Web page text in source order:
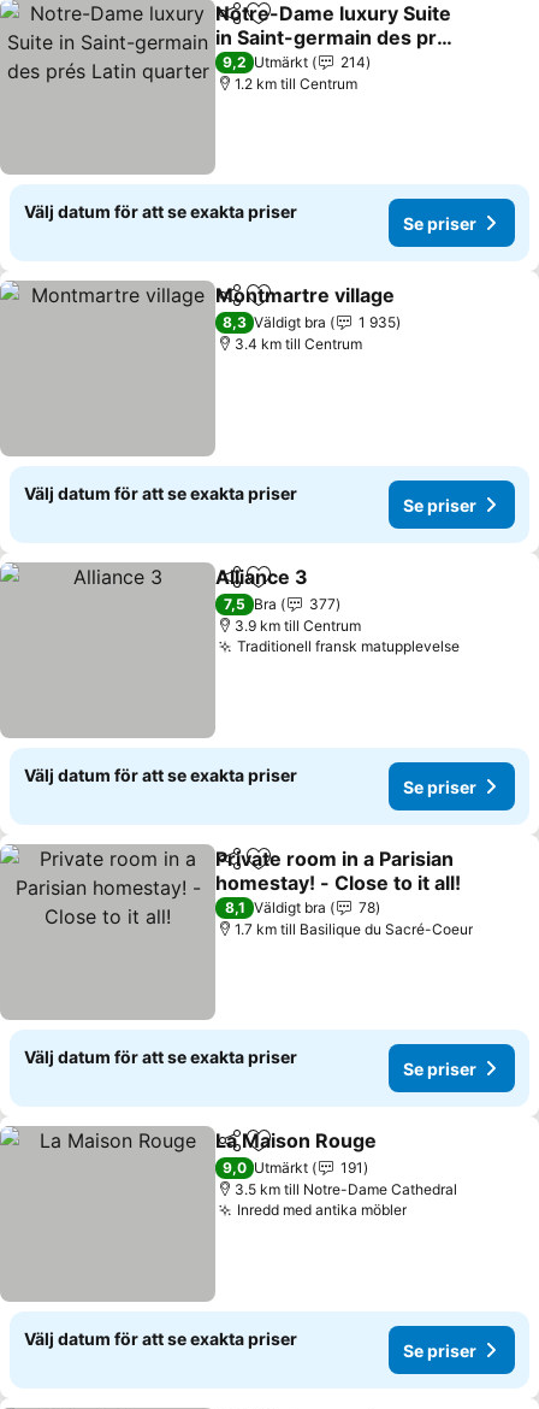
Dela Lägg till i Mina Favoriter
Notre-Dame luxury Suite
in Saint-germain des prés
Latin quarter
Se priser
9,2 Utmärkt
214
1.2 km till Centrum
Välj datum för att se exakta priser
Se priser
Dela Lägg till i Mina Favoriter
Montmartre village
8,3 Väldigt bra
1 935
3.4 km till Centrum
Välj datum för att se exakta priser
Se priser
Dela Lägg till i Mina Favoriter
Alliance 3
7,5 Bra
377
3.9 km till Centrum
Traditionell fransk matupplevelseSe priser
Välj datum för att se exakta priser
Se priser
Dela Lägg till i Mina Favoriter
Private room in a Parisian
homestay! - Close to it all!
Se priser
8,1 Väldigt bra
78
1.7 km till Basilique du Sacré-Coeur
Välj datum för att se exakta priser
Se priser
Dela Lägg till i Mina Favoriter
La Maison Rouge
9,0 Utmärkt
191
3.5 km till Notre-Dame Cathedral
Inredd med antika möblerSe priser
Välj datum för att se exakta priser
Se priser